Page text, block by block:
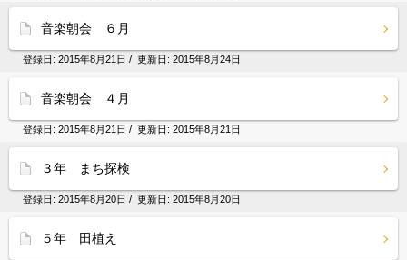
音楽朝会 ６月
登録日: 2015年8月21日 / 更新日: 2015年8月24日
音楽朝会 ４月
登録日: 2015年8月21日 / 更新日: 2015年8月21日
３年 まち探検
登録日: 2015年8月20日 / 更新日: 2015年8月20日
５年 田植え